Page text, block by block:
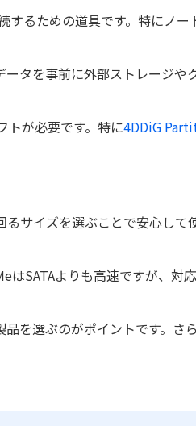
するための道具です。特にノー
タを事前に外部ストレージや
トが必要です。特に4DDiG
サイズを選ぶことで安心して
はSATAよりも高速ですが、対
を選ぶのがポイントです。さ